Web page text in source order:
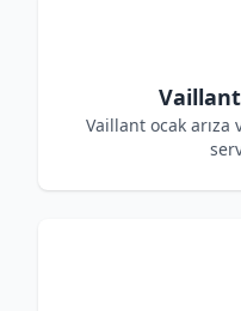
Vaillant ocak arıza